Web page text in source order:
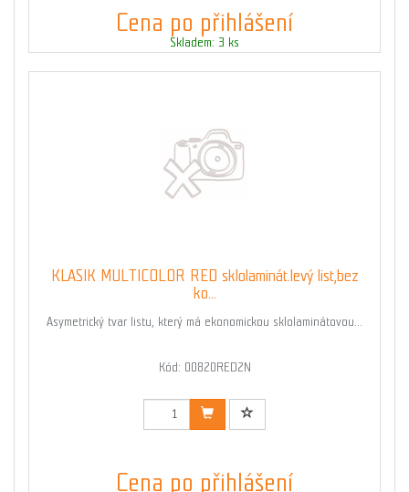
Cena po přihlášení
Skladem: 3 ks
KLASIK MULTICOLOR RED sklolaminát.levý list,bez
ko...
Asymetrický tvar listu, který má ekonomickou sklolaminátovou...
Kód: 00820RED2N
Cena po přihlášení